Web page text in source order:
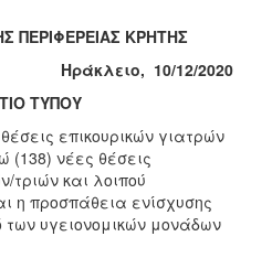
ΠΕΡΙΦΕΡΕΙΑΣ ΚΡΗΤΗΣ
Ηράκλειο, 10/12/2020
ΤΥΠΟΥ
επικουρικών γιατρών
(138) νέες θέσεις
τριών και λοιπού
η προσπάθεια ενίσχυσης
υγειονομικών μονάδων